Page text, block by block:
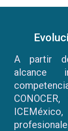
A partir
alcance
ICEMéxico,